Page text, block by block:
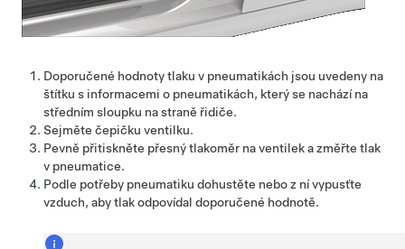
Doporučené hodnoty tlaku v pneumatikách jsou uvedeny na
štítku s informacemi o pneumatikách, který se nachází na
středním sloupku na straně řidiče.
Sejměte čepičku ventilku.
Pevně přitiskněte přesný tlakoměr na ventilek a změřte tlak
v pneumatice.
Podle potřeby pneumatiku dohustěte nebo z ní vypusťte
vzduch, aby tlak odpovídal doporučené hodnotě.